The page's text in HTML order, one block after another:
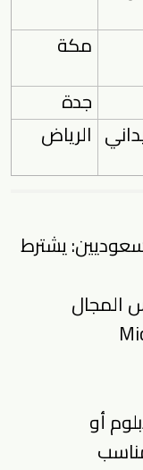
مكة
جدة
الرياض
يشترط
المجال
أو